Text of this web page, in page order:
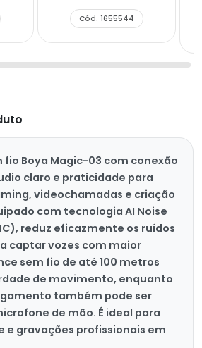
Cód. 1655544
fio Boya Magic-03 com conexão
claro e praticidade para
videochamadas e criação
com tecnologia AI Noise
reduz eficazmente os ruídos
captar vozes com maior
sem fio de até 100 metros
de movimento, enquanto
também pode ser
de mão. É ideal para
e gravações profissionais em